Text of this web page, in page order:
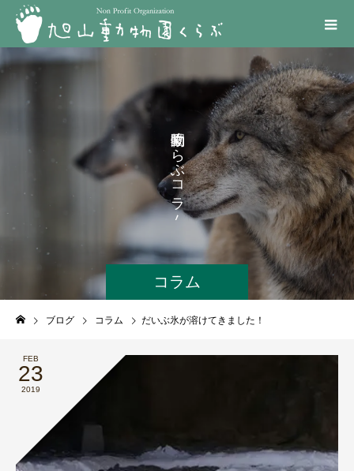
コラム
く
ら
ぶ
コ
ラ
ム
ブログ コラム だいぶ氷が溶けてきました！
FEB
23
2019